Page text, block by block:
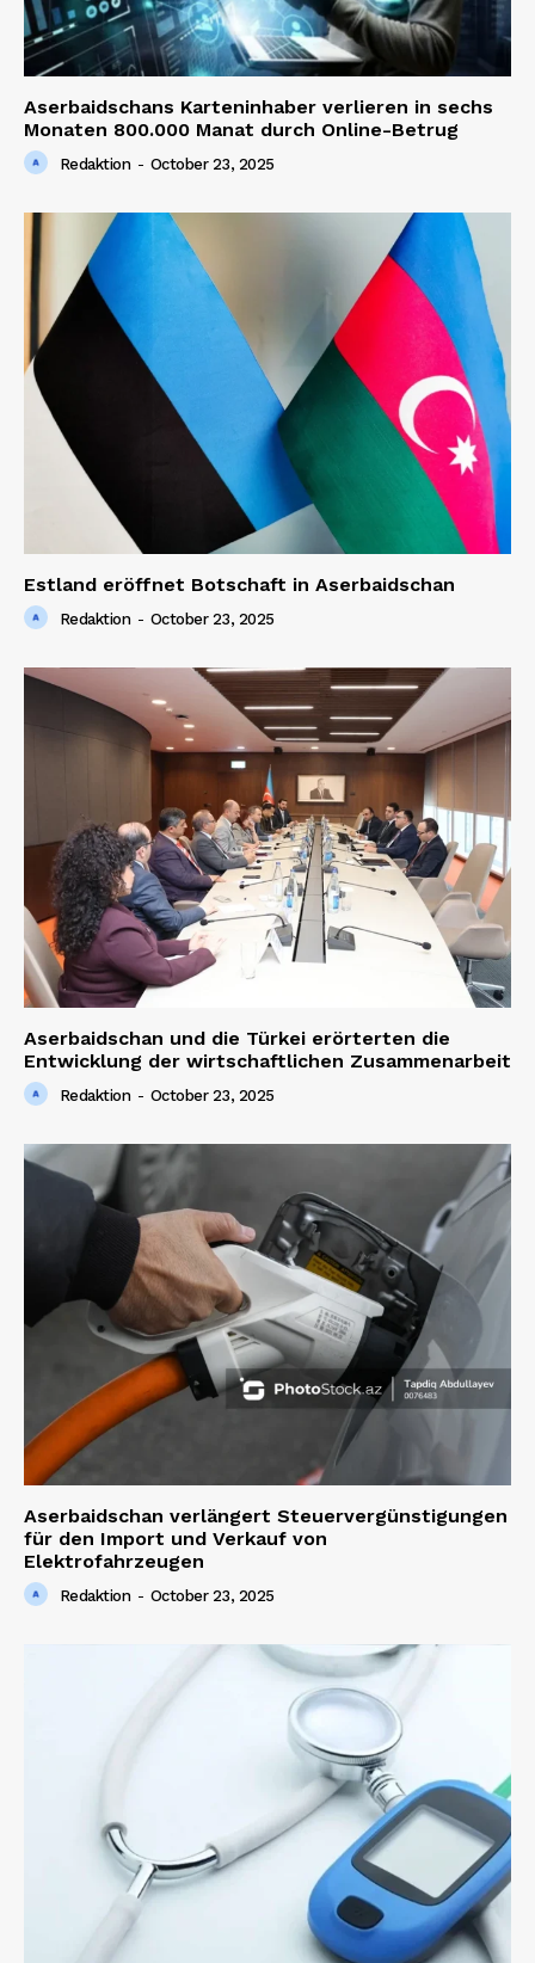
Aserbaidschans Karteninhaber verlieren in sechs
Monaten 800.000 Manat durch Online-Betrug
Redaktion - October 23, 2025
Estland eröffnet Botschaft in Aserbaidschan
Redaktion - October 23, 2025
Aserbaidschan und die Türkei erörterten die
Entwicklung der wirtschaftlichen Zusammenarbeit
Redaktion - October 23, 2025
Aserbaidschan verlängert Steuervergünstigungen
für den Import und Verkauf von
Elektrofahrzeugen
Redaktion - October 23, 2025